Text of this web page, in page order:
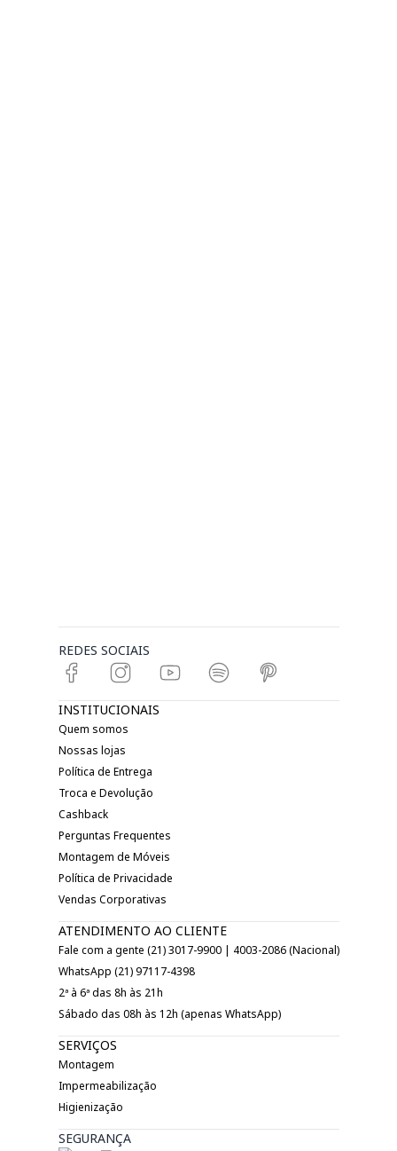
REDES SOCIAIS
INSTITUCIONAIS
Quem somos
Nossas lojas
Política de Entrega
Troca e Devolução
Cashback
Perguntas Frequentes
Montagem de Móveis
Política de Privacidade
Vendas Corporativas
ATENDIMENTO AO CLIENTE
Fale com a gente (21) 3017-9900 | 4003-2086 (Nacional)
WhatsApp (21) 97117-4398
2ª à 6ª das 8h às 21h
Sábado das 08h às 12h (apenas WhatsApp)
SERVIÇOS
Montagem
Impermeabilização
Higienização
SEGURANÇA